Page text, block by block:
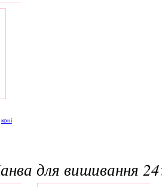
коні
канва для вишивання